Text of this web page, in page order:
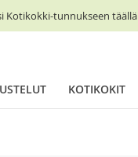
Kotikokki-tunnukseen täällä
KOTIKOKIT